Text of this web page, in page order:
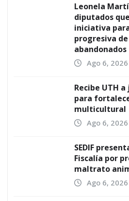
Leonela
diputados
iniciativa
progresiva
abandonados
Ago 6, 2026
Recibe UTH
para
multicultural
Ago 6, 2026
SEDIF
Fiscalía por
maltrato
Ago 6, 2026